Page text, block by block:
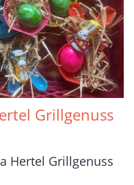
Grillgenuss
Hertel Grillgenuss